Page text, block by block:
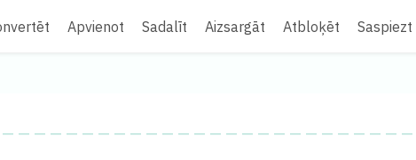
Apvienot Sadalīt Aizsargāt Atbloķēt Saspiezt